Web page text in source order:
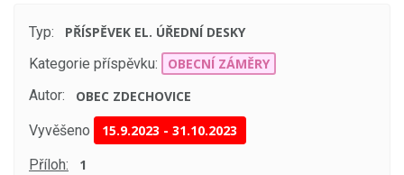
Typ:
PŘÍSPĚVEK EL. ÚŘEDNÍ DESKY
Kategorie příspěvku:
OBECNÍ ZÁMĚRY
Autor:
OBEC ZDECHOVICE
Vyvěšeno 15.9.2023 -31.10.2023
Příloh: 1